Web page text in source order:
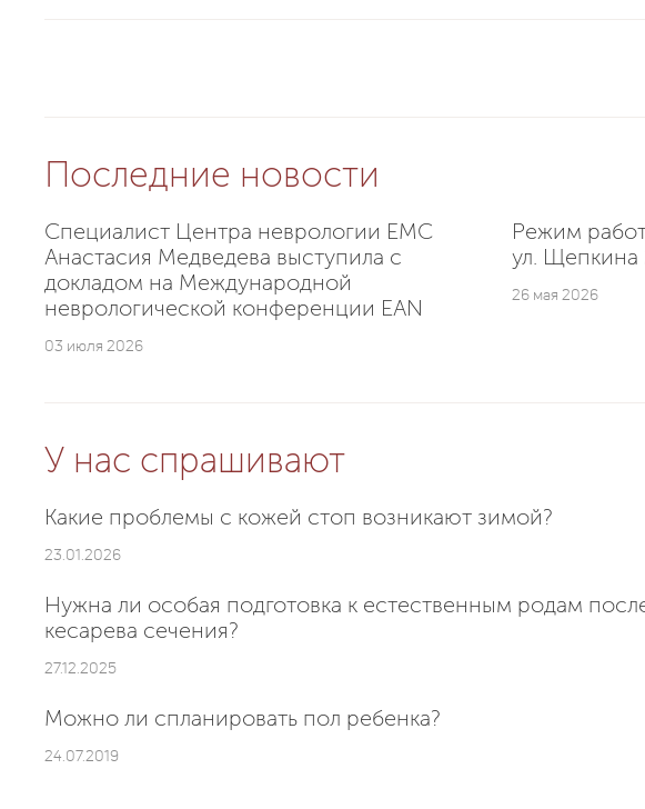
Последние новости
Специалист Центра неврологии EMC
Анастасия Медведева выступила с
докладом на Международной
неврологической конференции EAN
03 июля 2026
Режим
ул. Щепкина
26 мая 2026
У нас спрашивают
Какие проблемы с кожей стоп возникают зимой?
23.01.2026
Нужна ли особая подготовка к естественным родам
кесарева сечения?
27.12.2025
Можно ли спланировать пол ребенка?
24.07.2019